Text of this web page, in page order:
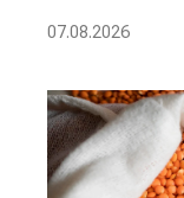
07.08.2026